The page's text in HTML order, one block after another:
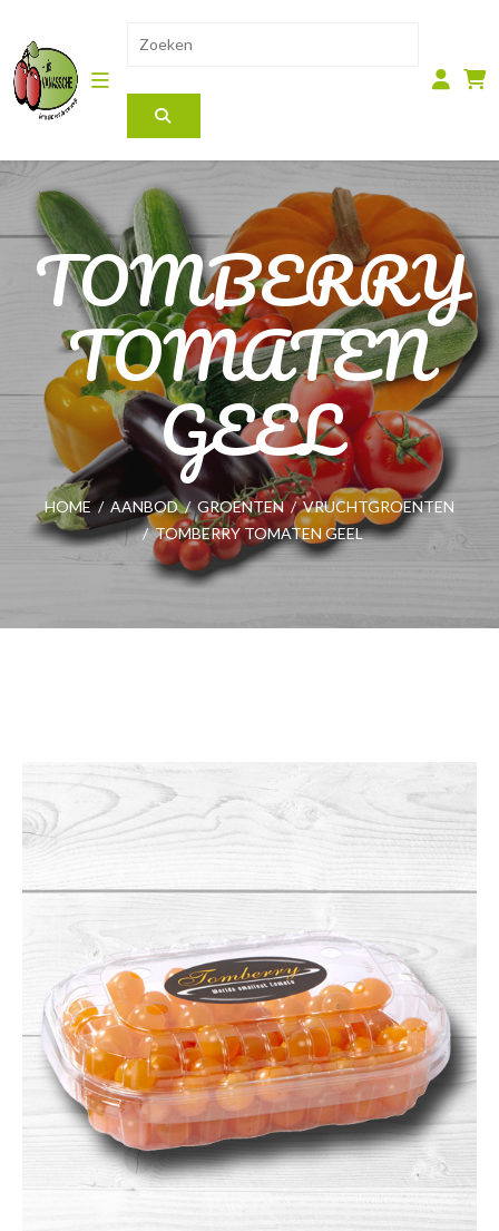
TOMBERRY
TOMATEN
GEEL
HOME / AANBOD / GROENTEN / VRUCHTGROENTEN
/ TOMBERRY TOMATEN GEEL